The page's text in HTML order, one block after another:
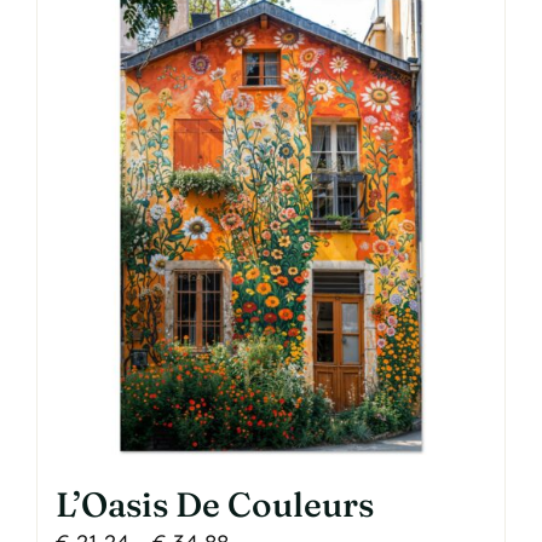
L’Oasis De Couleurs